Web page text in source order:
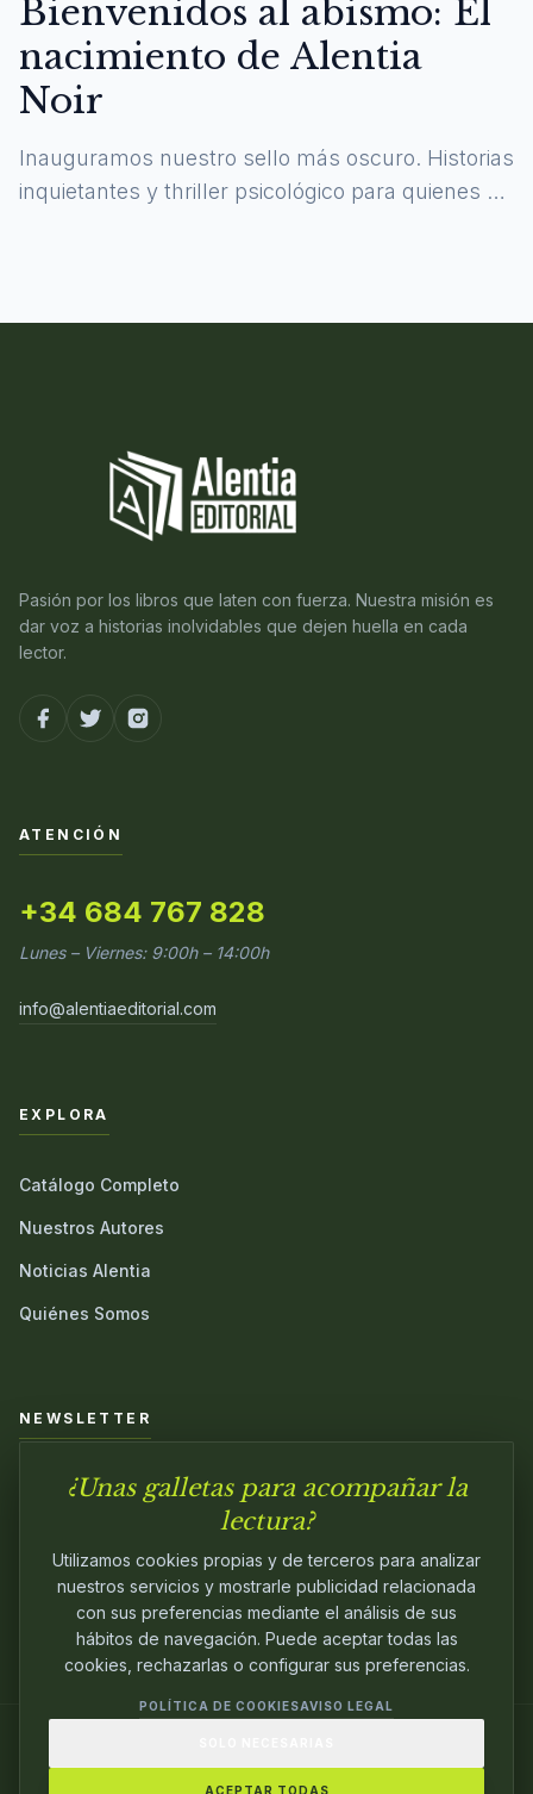
Bienvenidos al abismo: El
nacimiento de Alentia
Noir
Inauguramos nuestro sello más oscuro. Historias
inquietantes y thriller psicológico para quienes se
Pasión por los libros que laten con fuerza. Nuestra misión es
dar voz a historias inolvidables que dejen huella en cada
lector.
ATENCIÓN
+34 684 767 828
Lunes – Viernes: 9:00h – 14:00h
info@alentiaeditorial.com
EXPLORA
Catálogo Completo
Nuestros Autores
Noticias Alentia
Quiénes Somos
NEWSLETTER
Únete a nuestra comunidad y sé el primero en conocer las
PASIÓN.
¿Unas galletas para acompañar la
lectura?
Utilizamos cookies propias y de terceros para analizar
nuestros servicios y mostrarle publicidad relacionada
con sus preferencias mediante el análisis de sus
hábitos de navegación. Puede aceptar todas las
cookies, rechazarlas o configurar sus preferencias.
POLÍTICA DE COOKIESAVISO LEGAL
ACEPTAR TODAS